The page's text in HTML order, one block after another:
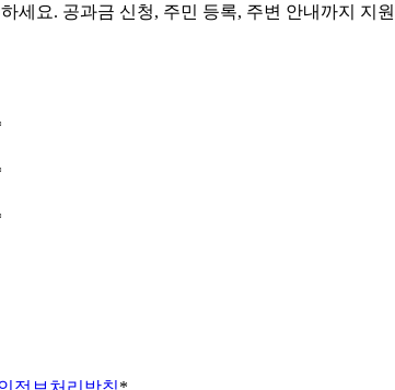
세요. 공과금 신청, 주민 등록, 주변 안내까지 지